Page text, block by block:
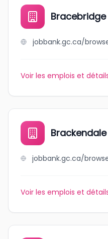
Bracebridge
Voir les emplois et
Voir les emplois et